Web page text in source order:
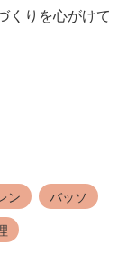
くりを心がけて
ン
バッソ